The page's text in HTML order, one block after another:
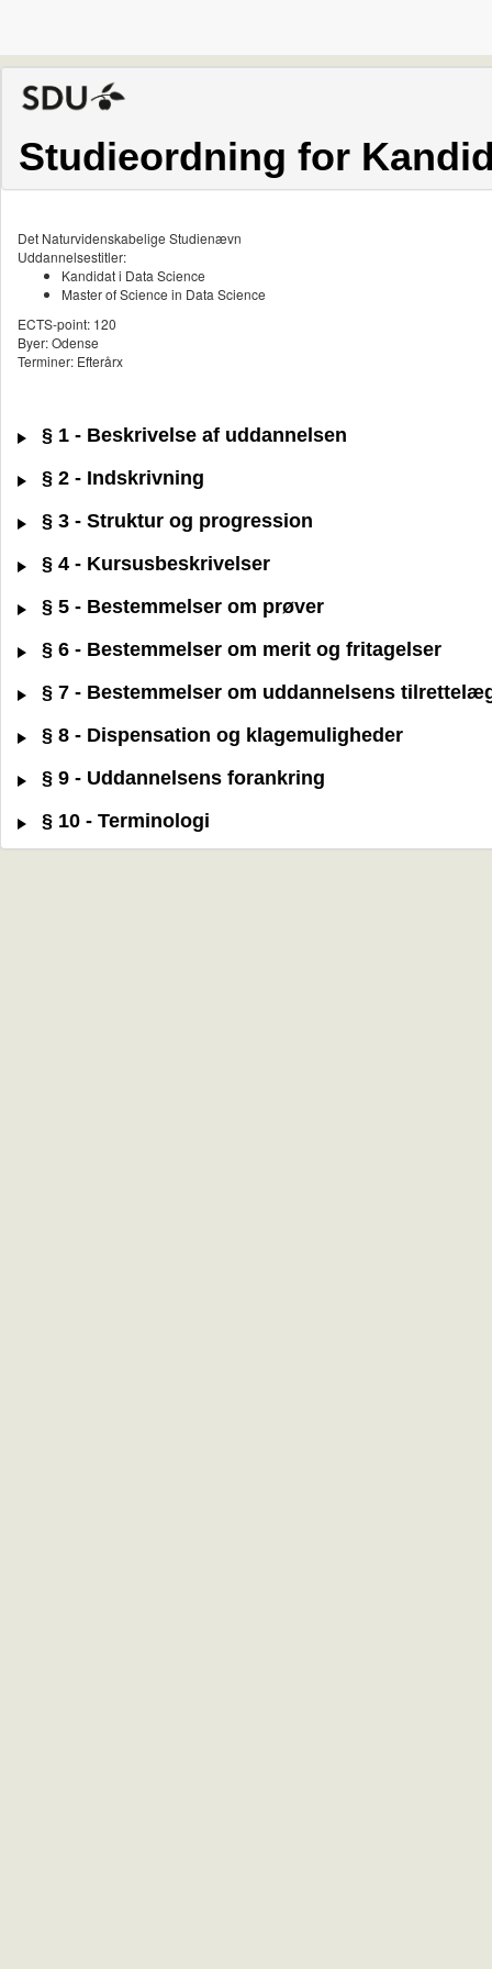
Studieordning for
Det Naturvidenskabelige Studienævn
Uddannelsestitler:
Kandidat i Data Science
Master of Science in Data Science
ECTS-point: 120
Byer: Odense
Terminer: Efterårx
§ 1 - Beskrivelse af uddannelsen
§ 2 - Indskrivning
§ 3 - Struktur og progression
§ 4 - Kursusbeskrivelser
§ 5 - Bestemmelser om prøver
§ 6 - Bestemmelser om merit og fritagelser
§ 7 - Bestemmelser om uddannelsens
§ 8 - Dispensation og klagemuligheder
§ 9 - Uddannelsens forankring
§ 10 - Terminologi